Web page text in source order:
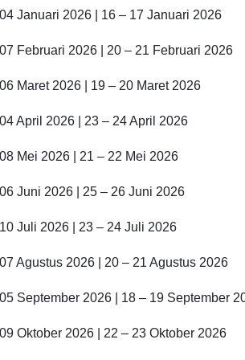
Januari 2026 | 16 – 17 Januari 2026
Februari 2026 | 20 – 21 Februari 2026
Maret 2026 | 19 – 20 Maret 2026
April 2026 | 23 – 24 April 2026
Mei 2026 | 21 – 22 Mei 2026
Juni 2026 | 25 – 26 Juni 2026
Juli 2026 | 23 – 24 Juli 2026
Agustus 2026 | 20 – 21 Agustus 2026
September 2026 | 18 – 19 September
Oktober 2026 | 22 – 23 Oktober 2026